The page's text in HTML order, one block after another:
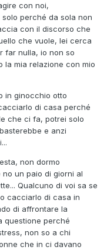
con noi,
perché da sola non
con il discorso che
che vuole, lei cerca
far nulla, io non so
la mia relazione con mio
in ginocchio otto
di casa perché
che ci fa, potrei solo
e anzi
non dormo
un paio di giorni al
Qualcuno di voi sa se
cacciarlo di casa in
di affrontare la
questione perché
non so a chi
che in ci davano